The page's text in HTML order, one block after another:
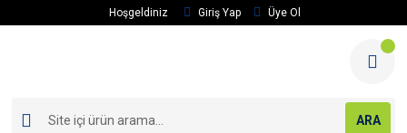
Hoşgeldiniz Giriş Yap Üye Ol
ARA